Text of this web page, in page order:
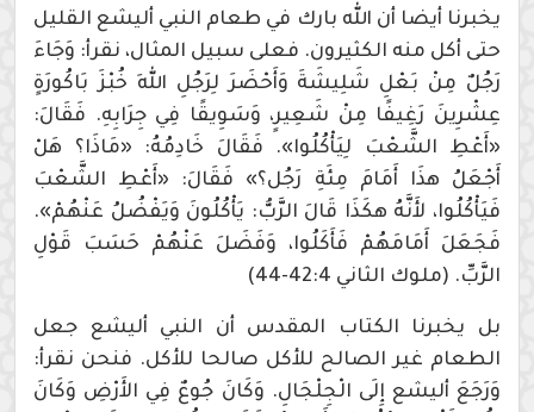
يخبرنا أيضا أن الله بارك في طعام النبي أليشع القليل
حتى أكل منه الكثيرون. فعلى سبيل المثال، نقرأ: وَجَاءَ
رَجُلٌ مِنْ بَعْلِ شَلِيشَةَ وَأَحْضَرَ لِرَجُلِ اللهِ خُبْزَ بَاكُورَةٍ
عِشْرِينَ رَغِيفًا مِنْ شَعِيرٍ، وَسَوِيقًا فِي جِرَابِهِ. فَقَالَ:
«أَعْطِ الشَّعْبَ لِيَأْكُلُوا». فَقَالَ خَادِمُهُ: «مَاذَا؟ هَلْ
أَجْعَلُ هذَا أَمَامَ مِئَةِ رَجُل؟» فَقَالَ: «أَعْطِ الشَّعْبَ
فَيَأْكُلُوا، لأَنَّهُ هكَذَا قَالَ الرَّبُّ: يَأْكُلُونَ وَيَفْضُلُ عَنْهُمْ».
فَجَعَلَ أَمَامَهُمْ فَأَكَلُوا، وَفَضَلَ عَنْهُمْ حَسَبَ قَوْلِ
الرَّبِّ. (ملوك الثاني 42:4-44)
بل يخبرنا الكتاب المقدس أن النبي أليشع جعل
الطعام غير الصالح للأكل صالحا للأكل. فنحن نقرأ:
وَرَجَعَ أليشع إِلَى الْجِلْجَالِ. وَكَانَ جُوعٌ فِي الأَرْضِ وَكَانَ